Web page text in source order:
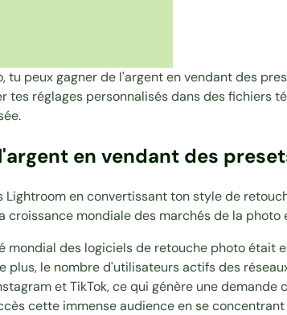
tu peux gagner de l'argent en vendant des
tes réglages personnalisés dans des
en vendant des
Lightroom en convertissant ton style de
croissance mondiale des marchés de la
mondial des logiciels de retouche photo était
plus, le nombre d'utilisateurs actifs des
et TikTok, ce qui génère une
cette immense audience en se